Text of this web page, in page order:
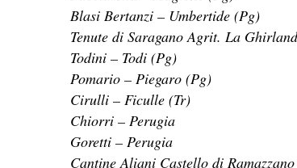
Blasi Bertanzi – Umbertide (Pg)
Tenute di Saragano Agrit. La
Todini – Todi (Pg)
Pomario – Piegaro (Pg)
Cirulli – Ficulle (Tr)
Chiorri – Perugia
Goretti – Perugia
Cantine Aliani Castello di